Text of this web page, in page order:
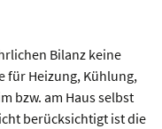
Bilanz keine
für Heizung, Kühlung,
bzw. am Haus selbst
berücksichtigt ist die